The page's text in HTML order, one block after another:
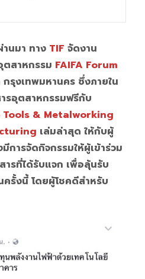
นมา ทาง TIF จัดงาน
สาหกรรม FAIFA Forum
รุงเทพมหานคร ซึ่งภายใน
รอุตสาหกรรมฟรีกับ
Tools & Metalworking
เล่มล่าสุด ให้กับผู้
การจัดกิจกรรมให้ผู้เข้าร่วม
รที่ได้รับแจก เพื่อลุ้นรับ
ครั้งนี้ โดยผู้โชคดีสำหรับ